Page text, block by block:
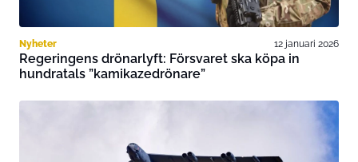
Nyheter 12 januari 2026
Regeringens drönarlyft: Försvaret ska köpa in
hundratals ”kamikazedrönare”